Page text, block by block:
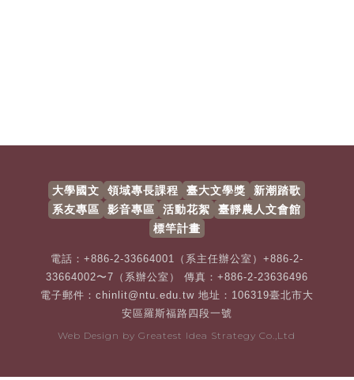
大學國文 領域專長課程 臺大文學獎
新潮踏歌
系友專區
影音專區 活動花絮
臺靜農人文會館
標竿計畫
電話：+886-2-33664001（系主任辦公室）+886-2-
33664002〜7（系辦公室） 傳真：+886-2-23636496
電子郵件：chinlit@ntu.edu.tw 地址：106319臺北市大
安區羅斯福路四段一號
Web Design byGreatest Idea Strategy Co.,Ltd